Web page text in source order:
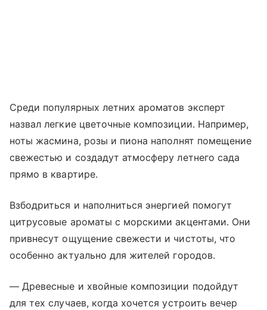
Среди популярных летних ароматов эксперт
назвал легкие цветочные композиции. Например,
ноты жасмина, розы и пиона наполнят помещение
свежестью и создадут атмосферу летнего сада
прямо в квартире.
Взбодриться и наполниться энергией помогут
цитрусовые ароматы с морскими акцентами. Они
привнесут ощущение свежести и чистоты, что
особенно актуально для жителей городов.
— Древесные и хвойные композиции подойдут
для тех случаев, когда хочется устроить вечер